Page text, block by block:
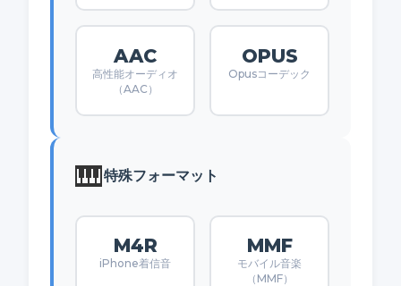
AAC
高性能オーディオ
（AAC）
OPUS
Opusコーデック
🎹特殊フォーマット
M4R
iPhone着信音
MMF
モバイル音楽
（MMF）